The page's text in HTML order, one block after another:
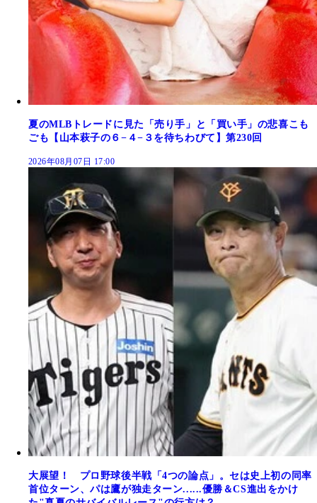
夏のMLBトレードに見た「売り手」と「買い手」の悲喜こも
ごも【山本萩子の６−４−３を待ちわびて】第230回
2026年08月07日 17:00
大展望！ プロ野球後半戦「4つの論点」。セは史上初の同率
首位ターン、パは鷹が独走ターン......優勝＆CS進出をかけ